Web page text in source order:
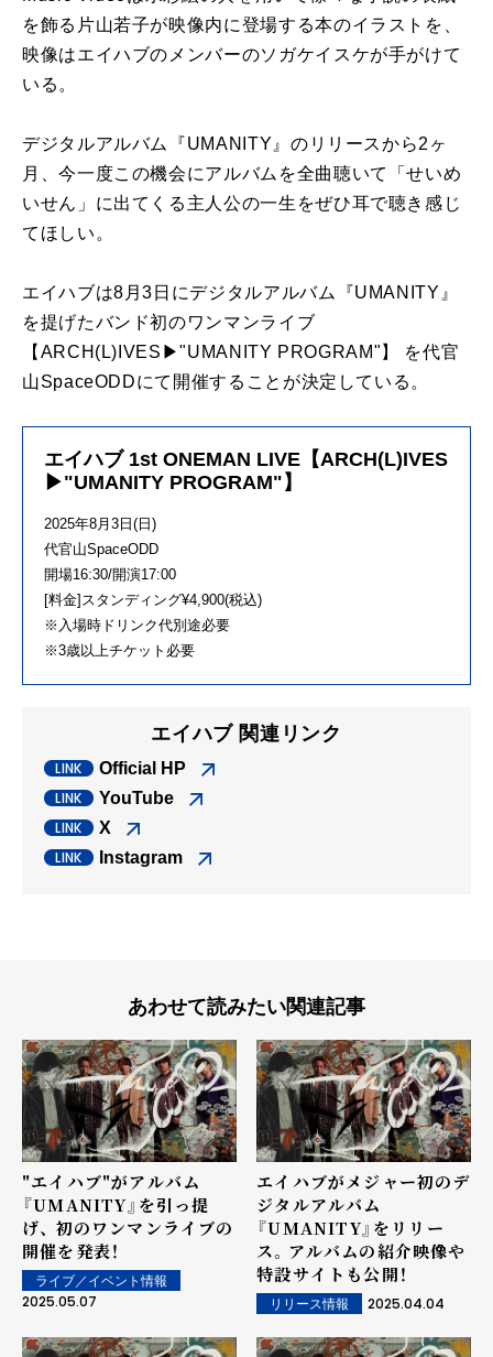
を飾る片山若子が映像内に登場する本のイラストを、
映像はエイハブのメンバーのソガケイスケが手がけて
いる。
デジタルアルバム『UMANITY』のリリースから2ヶ
月、今一度この機会にアルバムを全曲聴いて「せいめ
いせん」に出てくる主人公の一生をぜひ耳で聴き感じ
てほしい。
エイハブは8月3日にデジタルアルバム『UMANITY』
を提げたバンド初のワンマンライブ
【ARCH(L)IVES▶"UMANITY PROGRAM"】 を代官
山SpaceODDにて開催することが決定している。
エイハブ 1st ONEMAN LIVE【ARCH(L)IVES
▶"UMANITY PROGRAM"】
2025年8月3日(日)
代官山SpaceODD
開場16:30/開演17:00
[料金]スタンディング¥4,900(税込)
※入場時ドリンク代別途必要
※3歳以上チケット必要
エイハブ 関連リンク
Official HP
YouTube
X
Instagram
あわせて読みたい関連記事
"エイハブ"がアルバム
『UMANITY』を引っ提
げ、 初のワンマンライブの
開催を発表！
ライブ／イベント情報
2025.05.07
エイハブがメジャー初のデ
ジタルアルバム
『UMANITY』をリリー
ス。アルバムの紹介映像や
特設サイトも公開！
リリース情報 2025.04.04